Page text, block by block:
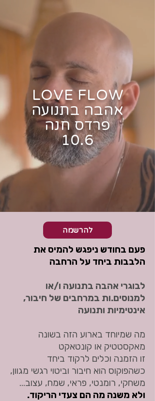
LOVE FLOW
אהבה בתנועה
פרדס חנה
10.6
להרשמה
פעם בחודש ניפגש להמיס את
הלבבות ביחד על הרחבה
לבוגרי אהבה בתנועה ו/או
למנוסים.ות במרחבים של חיבור,
אינטימיות ותנועה
מה שמיוחד בארוע הזה בשונה
מאקסטטיק או קונטאקט
זו הזמנה וכלים לרקוד ביחד
כשהפוקוס הוא חיבור וביטוי רגשי מגוון,
משחקי, רומנטי, פראי, שמח, עצוב...
ולא משנה מה הם צעדי הריקוד.